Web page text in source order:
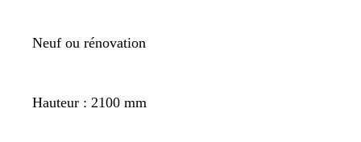
Neuf ou rénovation
Hauteur : 2100 mm